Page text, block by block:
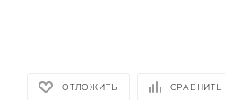
ОТЛОЖИТЬ СРАВНИТЬ